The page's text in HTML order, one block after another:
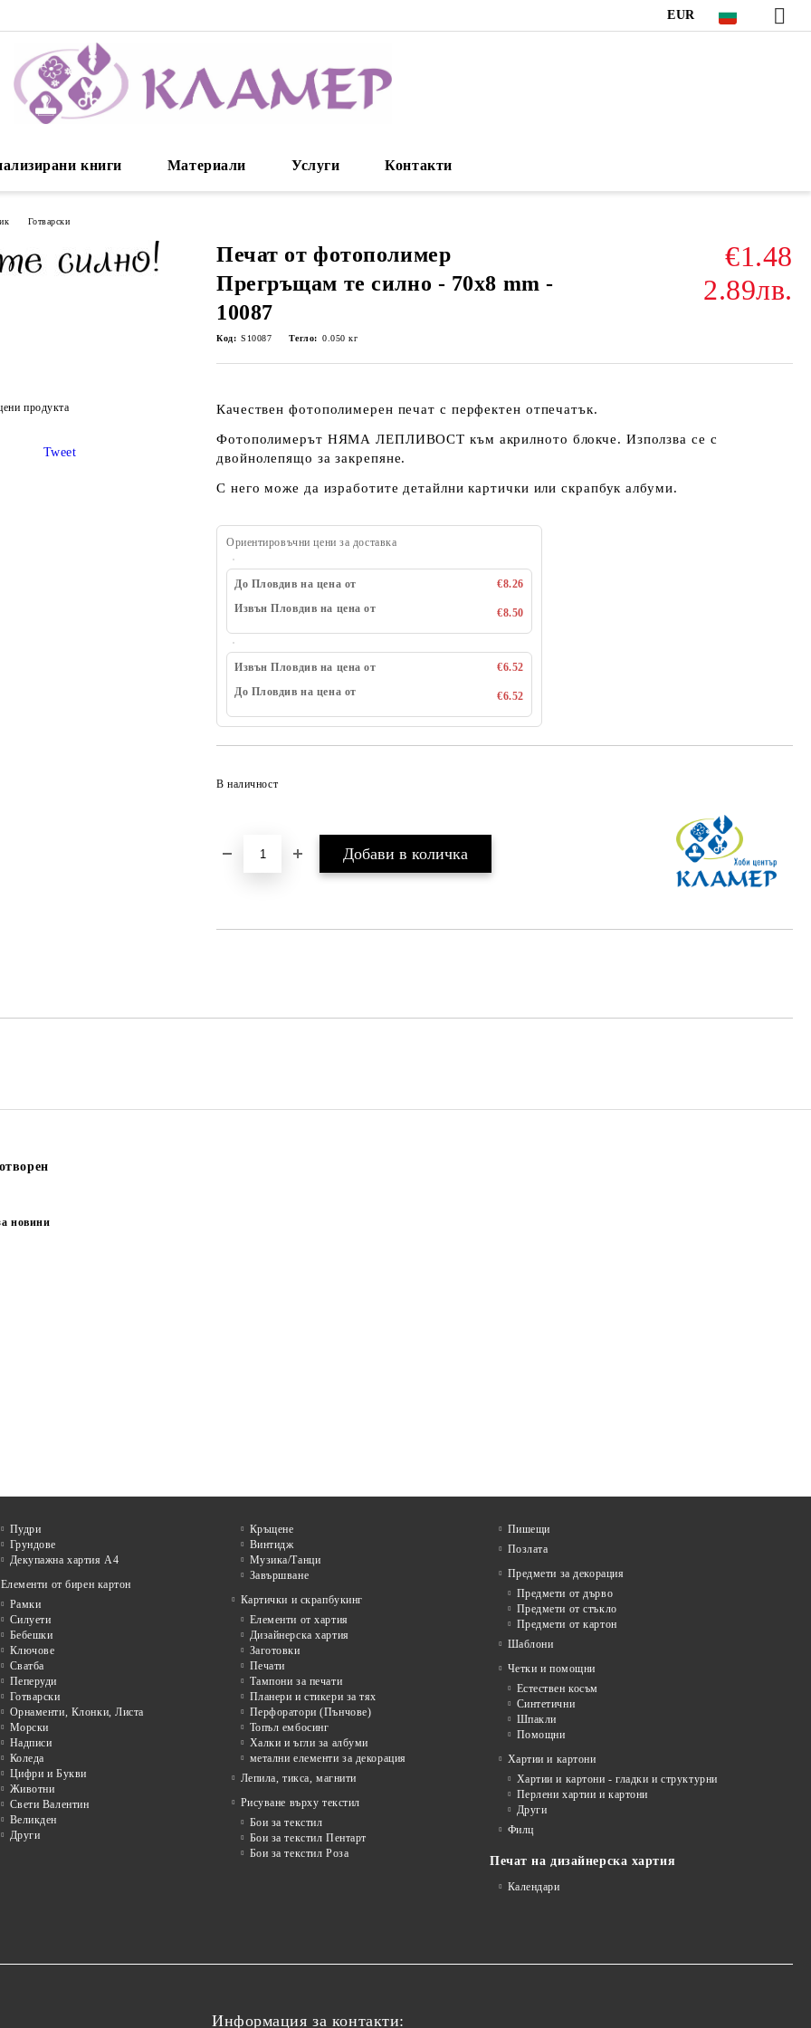
EUR
книги Материали Услуги Контакти
Готварски
Печат от фотополимер
Прегръщам те силно - 70x8 mm -
10087
€1.48
2.89лв.
Код: S10087 Тегло: 0.050 кг
Качествен фотополимерен печат с перфектен отпечатък.
Фотополимерът НЯМА ЛЕПЛИВОСТ към акрилното блокче. Използва се с
двойнолепящо за закрепяне.
С него може да изработите детайлни картички или скрапбук албуми.
Ориентировъчни цени за доставка
До Пловдив на цена от
€8.26
Извън Пловдив на цена от
€8.50
Извън Пловдив на цена от
€6.52
До Пловдив на цена от
€6.52
В наличност
продукта
Tweet
новини
Пудри
Грундове
Декупажна хартия А4
Елементи от бирен картон
Рамки
Силуети
Бебешки
Ключове
Сватба
Пеперуди
Готварски
Орнаменти, Клонки, Листа
Морски
Надписи
Коледа
Цифри и Букви
Животни
Свети Валентин
Великден
Други
Кръщене
Винтидж
Музика/Танци
Завършване
Картички и скрапбукинг
Елементи от хартия
Дизайнерска хартия
Заготовки
Печати
Тампони за печати
Планери и стикери за тях
Перфоратори (Пънчове)
Топъл ембосинг
Халки и ъгли за албуми
метални елементи за декорация
Лепила, тикса, магнити
Рисуване върху текстил
Бои за текстил
Бои за текстил Пентарт
Бои за текстил Роза
Пишещи
Позлата
Предмети за декорация
Предмети от дърво
Предмети от стъкло
Предмети от картон
Шаблони
Четки и помощни
Естествен косъм
Синтетични
Шпакли
Помощни
Хартии и картони
Хартии и картони - гладки и структурни
Перлени хартии и картони
Други
Филц
Печат на дизайнерска хартия
Календари
Информация за контакти: